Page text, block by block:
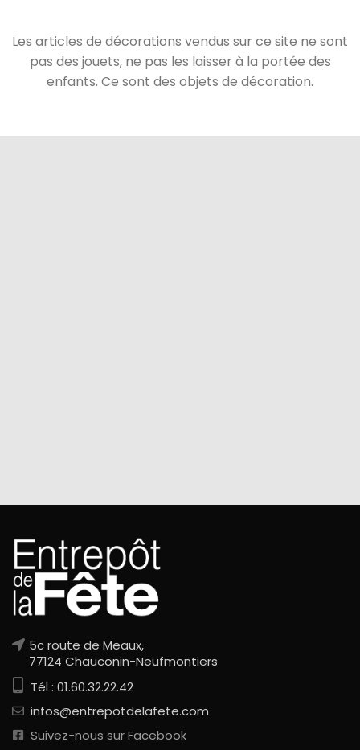
Les articles de décorations vendus sur ce site ne sont
pas des jouets, ne pas les laisser à la portée des
enfants. Ce sont des objets de décoration.
5c route de Meaux,
77124 Chauconin-Neufmontiers
Tél : 01.60.32.22.42
infos@entrepotdelafete.com
Suivez-nous sur Facebook